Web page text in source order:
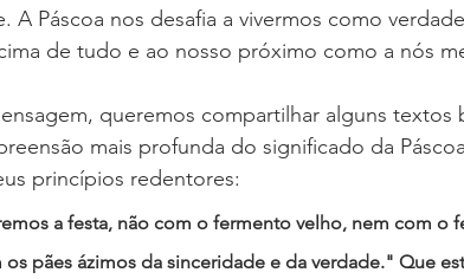
A Páscoa nos desafia a vivermos como
de tudo e ao nosso próximo como a nós
queremos compartilhar alguns textos
mais profunda do significado da
princípios redentores:
a festa, não com o fermento velho, nem com o
pães ázimos da sinceridade e da verdade." Que